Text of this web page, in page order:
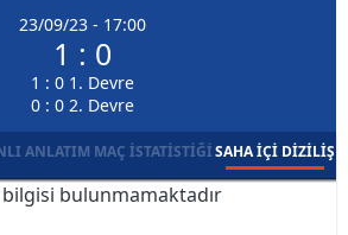
23/09/23 - 17:00
1 : 0
1 : 0 1. Devre
0 : 0 2. Devre
ANLATIM MAÇ İSTATISTIĞISAHA İÇI DIZILIŞ
bulunmamaktadır